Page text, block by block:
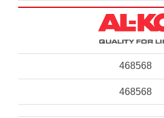
468568
468568